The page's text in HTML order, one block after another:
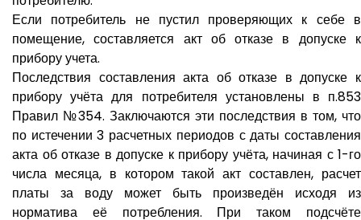
Если потребитель не пустил проверяющих к себе в
помещение, составляется акт об отказе в допуске к
прибору учета.
Последствия составления акта об отказе в допуске к
прибору учёта для потребителя установлены в п.853
Правил №354. Заключаются эти последствия в том, что
по истечении 3 расчетных периодов с даты составления
акта об отказе в допуске к прибору учёта, начиная с 1-го
числа месяца, в котором такой акт составлен, расчет
платы за воду может быть произведён исходя из
норматива её потребления. При таком подсчёте